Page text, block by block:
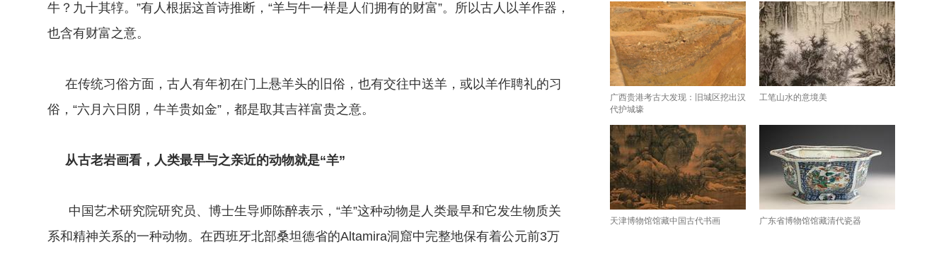
牛？九十其犉。”有人根据这首诗推断，“羊与牛一样是人们拥有的财富”。所以古人以羊作器，
也含有财富之意。
在传统习俗方面，古人有年初在门上悬羊头的旧俗，也有交往中送羊，或以羊作聘礼的习
俗，“六月六日阴，牛羊贵如金”，都是取其吉祥富贵之意。
从古老岩画看，人类最早与之亲近的动物就是“羊”
中国艺术研究院研究员、博士生导师陈醉表示，“羊”这种动物是人类最早和它发生物质关
系和精神关系的一种动物。在西班牙北部桑坦德省的Altamira洞窟中完整地保有着公元前3万
广西贵港考古大发现：旧城区挖出汉
代护城壕
工笔山水的意境美
天津博物馆馆藏中国古代书画 广东省博物馆馆藏清代瓷器